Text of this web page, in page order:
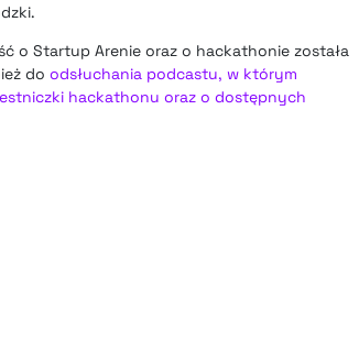
o Startup Arenie oraz o hackathonie została
do odsłuchania podcastu, w którym
hackathonu oraz o dostępnych